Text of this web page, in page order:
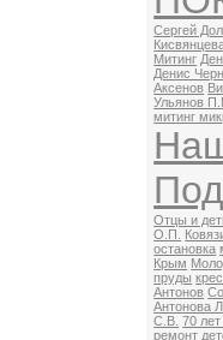
Сергей
Митинг
Денис
Аксенов
Ульянов
митинг
Отцы и
О.П.
остановка
Крым
пруды
Антонов
Антонова
С.В. 70
ремонт